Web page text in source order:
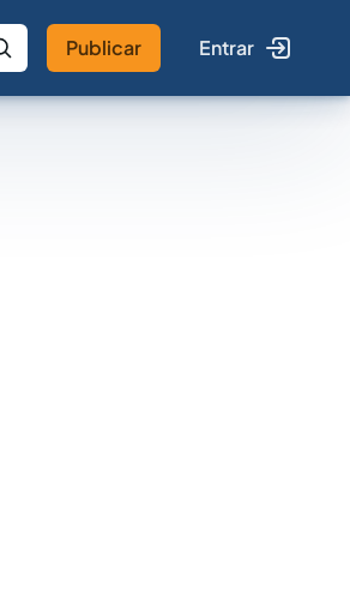
Publicar Entrar